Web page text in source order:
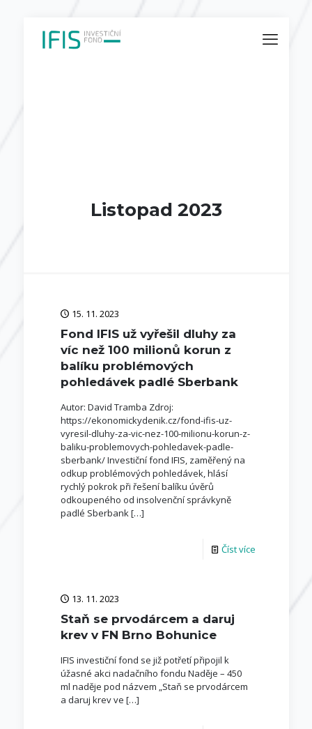
Listopad 2023
15. 11. 2023
Fond IFIS už vyřešil dluhy za
víc než 100 milionů korun z
balíku problémových
pohledávek padlé Sberbank
Autor: David Tramba Zdroj:
https://ekonomickydenik.cz/fond-ifis-uz-
vyresil-dluhy-za-vic-nez-100-milionu-korun-z-
baliku-problemovych-pohledavek-padle-
sberbank/ Investiční fond IFIS, zaměřený na
odkup problémových pohledávek, hlásí
rychlý pokrok při řešení balíku úvěrů
odkoupeného od insolvenční správkyně
padlé Sberbank[…]
Číst více
13. 11. 2023
Staň se prvodárcem a daruj
krev v FN Brno Bohunice
IFIS investiční fond se již potřetí připojil k
úžasné akci nadačního fondu Naděje – 450
ml naděje pod názvem „Staň se prvodárcem
a daruj krev ve […]